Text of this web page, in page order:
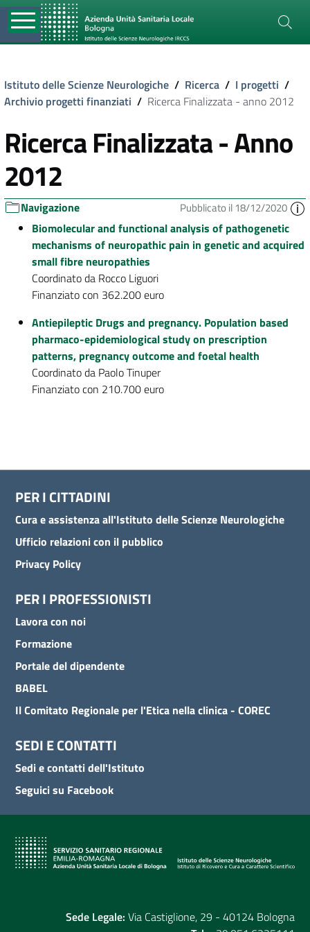
Istituto delle Scienze Neurologiche / Ricerca / I progetti /
Archivio progetti finanziati / Ricerca Finalizzata - anno 2012
Ricerca Finalizzata - Anno
2012
Navigazione Pubblicato il 18/12/2020
Biomolecular and functional analysis of pathogenetic
mechanisms of neuropathic pain in genetic and acquired
small fibre neuropathies
Coordinato da Rocco Liguori
Finanziato con 362.200 euro
Antiepileptic Drugs and pregnancy. Population based
pharmaco-epidemiological study on prescription
patterns, pregnancy outcome and foetal health
Coordinato da Paolo Tinuper
Finanziato con 210.700 euro
PER I CITTADINI
Cura e assistenza all'Istituto delle Scienze Neurologiche
Ufficio relazioni con il pubblico
Privacy Policy
PER I PROFESSIONISTI
Lavora con noi
Formazione
Portale del dipendente
BABEL
Il Comitato Regionale per l'Etica nella clinica - COREC
SEDI E CONTATTI
Sedi e contatti dell'Istituto
Seguici su Facebook
Sede Legale: Via Castiglione, 29 - 40124 Bologna